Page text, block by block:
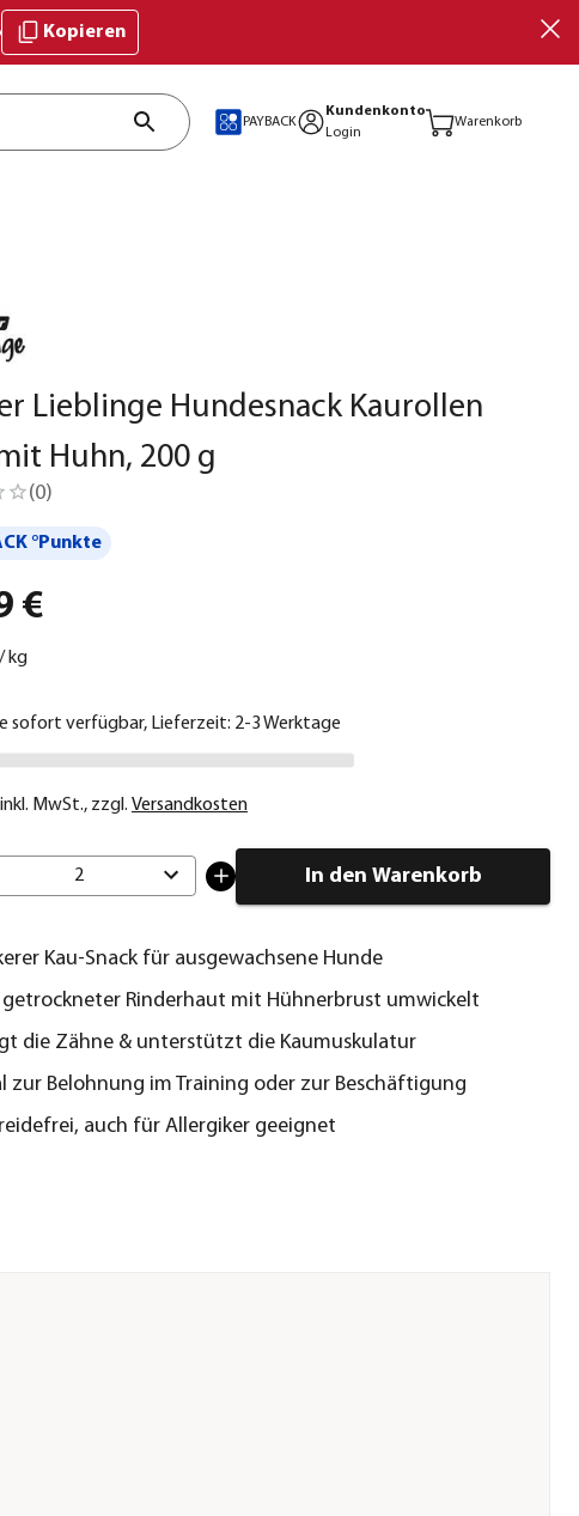
Kopieren
PAYBACK
Kundenkonto
Login
Warenkorb
Lieblinge Hundesnack Kaurollen
Huhn, 200 g
(0)
°Punkte
€
/ kg
sofort verfügbar, Lieferzeit: 2-3 Werktage
MwSt., zzgl. Versandkosten
2 In den Warenkorb
Kau-Snack für ausgewachsene Hunde
getrockneter Rinderhaut mit Hühnerbrust umwickelt
die Zähne & unterstützt die Kaumuskulatur
zur Belohnung im Training oder zur Beschäftigung
auch für Allergiker geeignet